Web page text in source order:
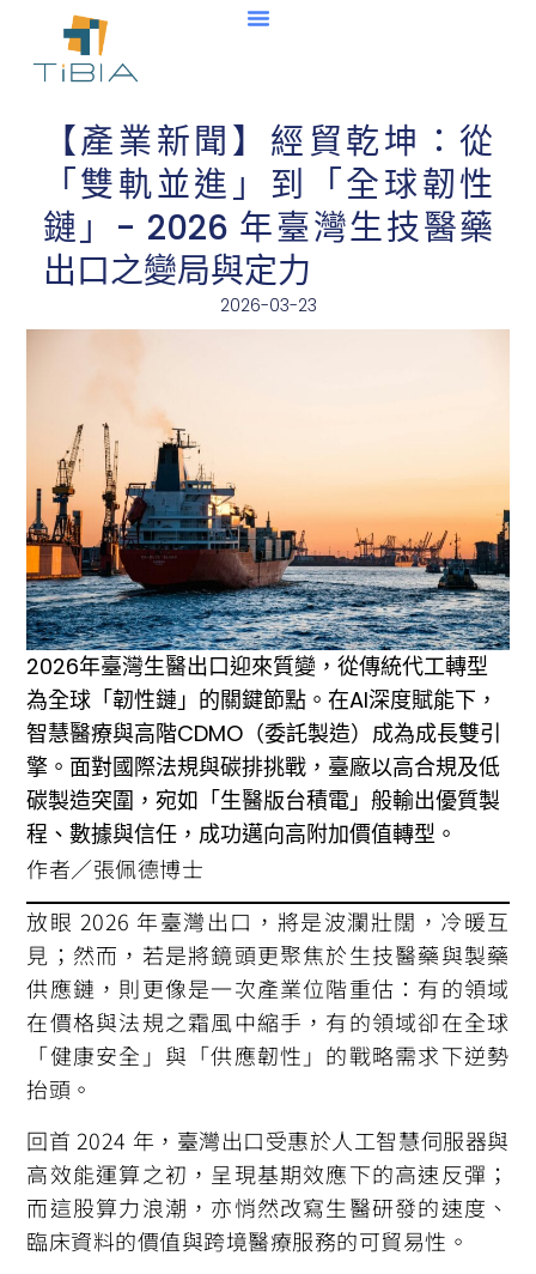
【產業新聞】經貿乾坤：從
「雙軌並進」到「全球韌性
鏈」- 2026 年臺灣生技醫藥
出口之變局與定力
2026-03-23
2026年臺灣生醫出口迎來質變，從傳統代工轉型
為全球「韌性鏈」的關鍵節點。在AI深度賦能下，
智慧醫療與高階CDMO（委託製造）成為成長雙引
擎。面對國際法規與碳排挑戰，臺廠以高合規及低
碳製造突圍，宛如「生醫版台積電」般輸出優質製
程、數據與信任，成功邁向高附加價值轉型。
作者／張佩德博士
放眼 2026 年臺灣出口，將是波瀾壯闊，冷暖互
見；然而，若是將鏡頭更聚焦於生技醫藥與製藥
供應鏈，則更像是一次產業位階重估：有的領域
在價格與法規之霜風中縮手，有的領域卻在全球
「健康安全」與「供應韌性」的戰略需求下逆勢
抬頭。
回首 2024 年，臺灣出口受惠於人工智慧伺服器與
高效能運算之初，呈現基期效應下的高速反彈；
而這股算力浪潮，亦悄然改寫生醫研發的速度、
臨床資料的價值與跨境醫療服務的可貿易性。